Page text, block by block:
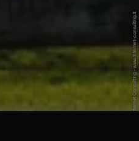
© Patrick K. - Internet Consulting - www.internet-consulting.it